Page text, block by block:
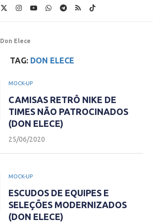
Don Elece
TAG: DON ELECE
MOCK-UP
CAMISAS RETRÔ NIKE DE
TIMES NÃO PATROCINADOS
(DON ELECE)
25/06/2020
MOCK-UP
ESCUDOS DE EQUIPES E
SELEÇÕES MODERNIZADOS
(DON ELECE)